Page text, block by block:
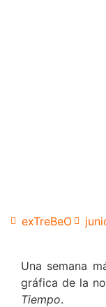
exTreBeO
Una semana
gráfica de la
Tiempo.